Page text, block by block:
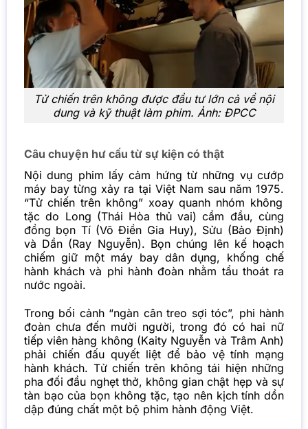
Tử chiến trên không được đầu tư lớn cả về nội
dung và kỹ thuật làm phim. Ảnh: ĐPCC
Câu chuyện hư cấu từ sự kiện có thật
Nội dung phim lấy cảm hứng từ những vụ cướp
máy bay từng xảy ra tại Việt Nam sau năm 1975.
“Tử chiến trên không”xoay quanh nhóm không
tặc do Long (Thái Hòa thủ vai) cầm đầu, cùng
đồng bọn Tí (Võ Điền Gia Huy), Sửu (Bảo Định)
và Dần (Ray Nguyễn). Bọn chúng lên kế hoạch
chiếm giữ một máy bay dân dụng, khống chế
hành khách và phi hành đoàn nhằm tẩu thoát ra
nước ngoài.
Trong bối cảnh “ngàn cân treo sợi tóc”, phi hành
đoàn chưa đến mười người, trong đó có hai nữ
tiếp viên hàng không (Kaity Nguyễn và Trâm Anh)
phải chiến đấu quyết liệt để bảo vệ tính mạng
hành khách. Tử chiến trên không tái hiện những
pha đối đầu nghẹt thở, không gian chật hẹp và sự
tàn bạo của bọn không tặc, tạo nên kịch tính dồn
dập đúng chất một bộ phim hành động Việt.